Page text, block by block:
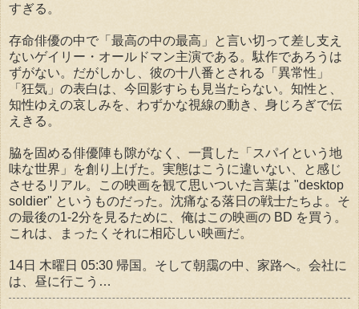
すぎる。
存命俳優の中で「最高の中の最高」と言い切って差し支え
ないゲイリー・オールドマン主演である。駄作であろうは
ずがない。だがしかし、彼の十八番とされる「異常性」
「狂気」の表白は、今回影すらも見当たらない。知性と、
知性ゆえの哀しみを、わずかな視線の動き、身じろぎで伝
えきる。
脇を固める俳優陣も隙がなく、一貫した「スパイという地
味な世界」を創り上げた。実態はこうに違いない、と感じ
させるリアル。この映画を観て思いついた言葉は "desktop
soldier" というものだった。沈痛なる落日の戦士たちよ。そ
の最後の1-2分を見るために、俺はこの映画の BD を買う。
これは、まったくそれに相応しい映画だ。
14日 木曜日 05:30 帰国。そして朝靄の中、家路へ。会社に
は、昼に行こう…